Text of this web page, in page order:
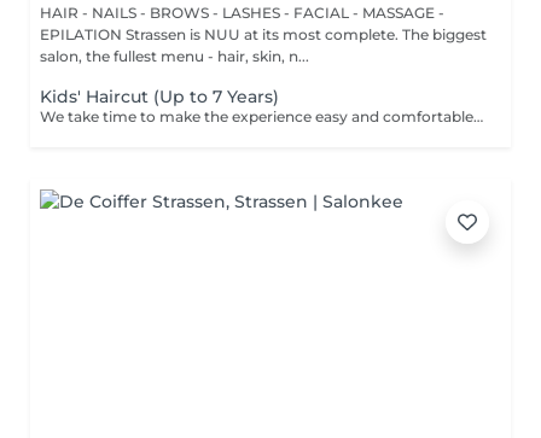
HAIR - NAILS - BROWS - LASHES - FACIAL - MASSAGE -
EPILATION Strassen is NUU at its most complete. The biggest
salon, the fullest menu - hair, skin, n...
Kids' Haircut (Up to 7 Years)
We take time to make the experience easy and comfortable, starting with a short talk to understand the look you want, followed by a careful cut.